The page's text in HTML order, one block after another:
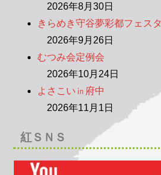
2026年8月30日
きらめき守谷夢彩都フェスタ
2026年9月26日
むつみ会定例会
2026年10月24日
よさこい㏌府中
2026年11月1日
紅ＳＮＳ